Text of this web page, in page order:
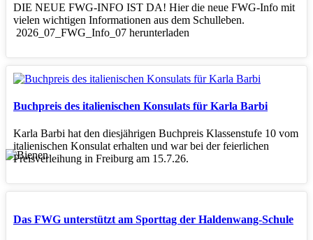
DIE NEUE FWG-INFO IST DA! Hier die neue FWG-Info mit
vielen wichtigen Informationen aus dem Schulleben.
2026_07_FWG_Info_07 herunterladen
Buchpreis des italienischen Konsulats für Karla Barbi
Karla Barbi hat den diesjährigen Buchpreis Klassenstufe 10 vom
italienischen Konsulat erhalten und war bei der feierlichen
Preisverleihung in Freiburg am 15.7.26.
Das FWG unterstützt am Sporttag der Haldenwang-Schule